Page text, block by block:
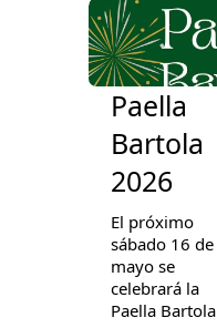
Paella
Bartola
2026
El próximo
sábado 16 de
mayo se
celebrará la
Paella Bartola